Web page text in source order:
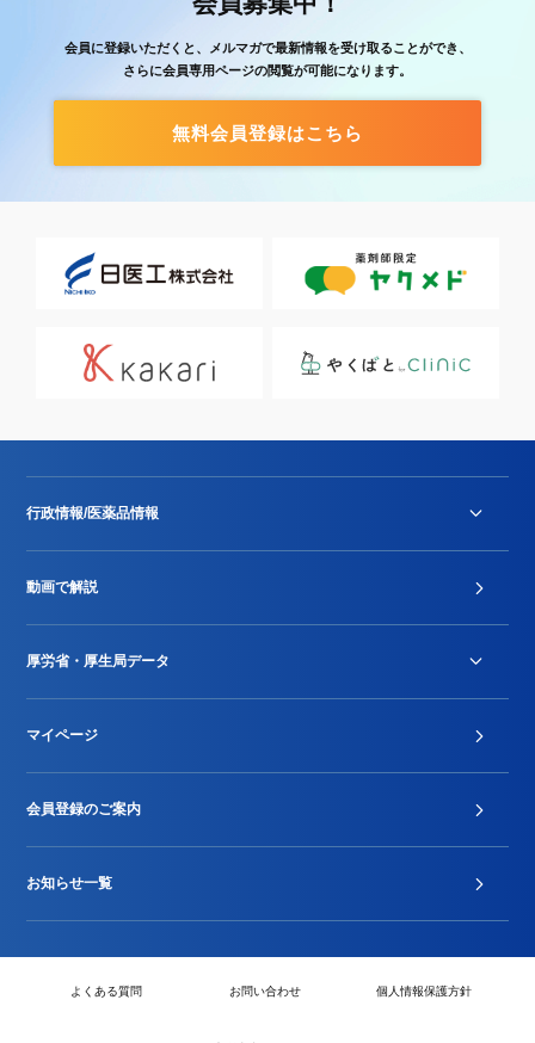
会員に登録いただくと、メルマガで最新情報を受け取ることができ、
さらに会員専用ページの閲覧が可能になります。
無料会員登録はこちら
行政情報/医薬品情報
Stu-GEレポート
動画で解説
厚労省・厚生局データ
2024年度新設項目届出状況
マイページ
会員登録のご案内
お知らせ一覧
よくある質問 お問い合わせ 個人情報保護方針